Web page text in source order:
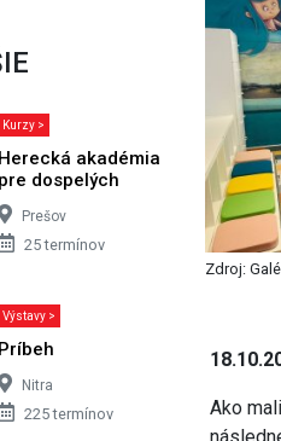
Kurzy >
Herecká akadémia
pre dospelých
Prešov
25 termínov
Výstavy >
Príbeh
Nitra
225 termínov
Zdroj:
Ako